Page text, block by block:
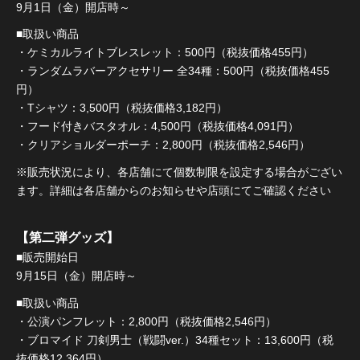
9月1日（金）開店時～
■取扱い商品
・ケミカルライトブレスレット：500円（税抜価格455円）
・ランダムラバーアクセサリー 全34種：500円（税抜価格455
円）
・Tシャツ：3,500円（税抜価格3,182円）
・フード付きバスタオル：4,500円（税抜価格4,091円）
・クリアショルダーポーチ：2,800円（税抜価格2,546円）
※販売状況により、各店舗にて個数制限を設定する場合がござい
ます。詳細は各店舗からのお知らせや店頭にてご確認ください
【第二弾グッズ】
■販売開始日
9月15日（金）開店時～
■取扱い商品
・公演パンフレット：2,800円（税抜価格2,546円）
・ブロマイド 刀剣男士（戦闘ver.）34種セット：13,600円（税